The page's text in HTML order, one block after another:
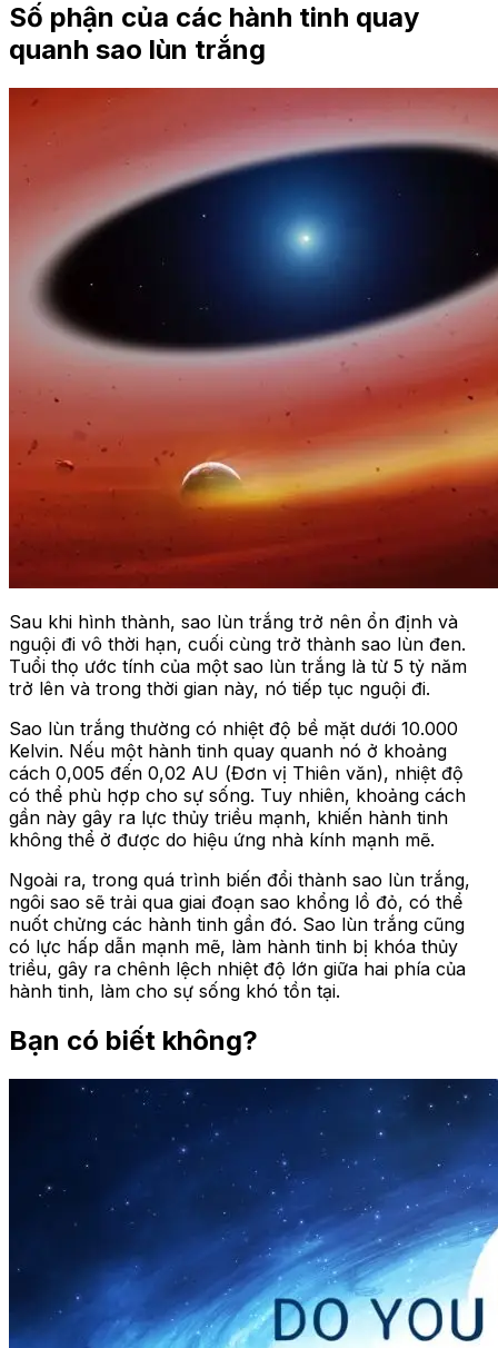
Số phận của các hành tinh quay
quanh sao lùn trắng
Sau khi hình thành, sao lùn trắng trở nên ổn định và
nguội đi vô thời hạn, cuối cùng trở thành sao lùn đen.
Tuổi thọ ước tính của một sao lùn trắng là từ 5 tỷ năm
trở lên và trong thời gian này, nó tiếp tục nguội đi.
Sao lùn trắng thường có nhiệt độ bề mặt dưới 10.000
Kelvin. Nếu một hành tinh quay quanh nó ở khoảng
cách 0,005 đến 0,02 AU (Đơn vị Thiên văn), nhiệt độ
có thể phù hợp cho sự sống. Tuy nhiên, khoảng cách
gần này gây ra lực thủy triều mạnh, khiến hành tinh
không thể ở được do hiệu ứng nhà kính mạnh mẽ.
Ngoài ra, trong quá trình biến đổi thành sao lùn trắng,
ngôi sao sẽ trải qua giai đoạn sao khổng lồ đỏ, có thể
nuốt chửng các hành tinh gần đó. Sao lùn trắng cũng
có lực hấp dẫn mạnh mẽ, làm hành tinh bị khóa thủy
triều, gây ra chênh lệch nhiệt độ lớn giữa hai phía của
hành tinh, làm cho sự sống khó tồn tại.
Bạn có biết không?